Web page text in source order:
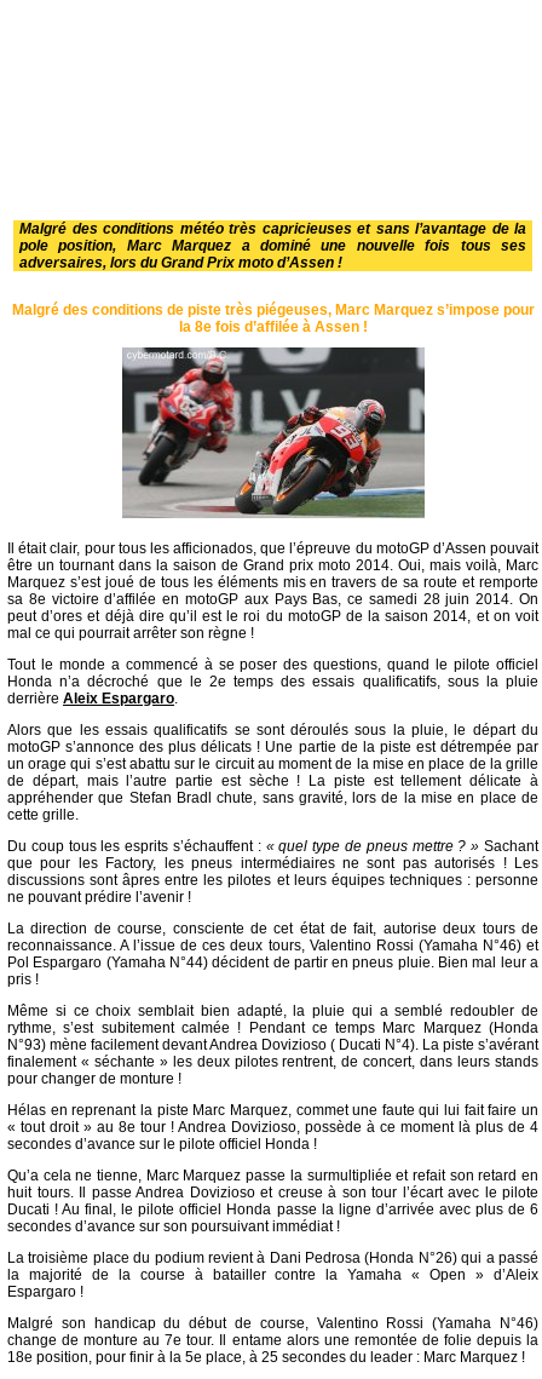
Malgré des conditions météo très capricieuses et sans l’avantage de la
pole position, Marc Marquez a dominé une nouvelle fois tous ses
adversaires, lors du Grand Prix moto d’Assen !
Malgré des conditions de piste très piégeuses, Marc Marquez s’impose pour
la 8e fois d’affilée à Assen !
Il était clair, pour tous les afficionados, que l’épreuve du motoGP d’Assen pouvait
être un tournant dans la saison de Grand prix moto 2014. Oui, mais voilà, Marc
Marquez s’est joué de tous les éléments mis en travers de sa route et remporte
sa 8e victoire d’affilée en motoGP aux Pays Bas, ce samedi 28 juin 2014. On
peut d’ores et déjà dire qu’il est le roi du motoGP de la saison 2014, et on voit
mal ce qui pourrait arrêter son règne !
Tout le monde a commencé à se poser des questions, quand le pilote officiel
Honda n’a décroché que le 2e temps des essais qualificatifs, sous la pluie
derrière Aleix Espargaro.
Alors que les essais qualificatifs se sont déroulés sous la pluie, le départ du
motoGP s’annonce des plus délicats ! Une partie de la piste est détrempée par
un orage qui s’est abattu sur le circuit au moment de la mise en place de la grille
de départ, mais l’autre partie est sèche ! La piste est tellement délicate à
appréhender que Stefan Bradl chute, sans gravité, lors de la mise en place de
cette grille.
Du coup tous les esprits s’échauffent : « quel type de pneus mettre ? » Sachant
que pour les Factory, les pneus intermédiaires ne sont pas autorisés ! Les
discussions sont âpres entre les pilotes et leurs équipes techniques : personne
ne pouvant prédire l’avenir !
La direction de course, consciente de cet état de fait, autorise deux tours de
reconnaissance. A l’issue de ces deux tours, Valentino Rossi (Yamaha N°46) et
Pol Espargaro (Yamaha N°44) décident de partir en pneus pluie. Bien mal leur a
pris !
Même si ce choix semblait bien adapté, la pluie qui a semblé redoubler de
rythme, s’est subitement calmée ! Pendant ce temps Marc Marquez (Honda
N°93) mène facilement devant Andrea Dovizioso ( Ducati N°4). La piste s’avérant
finalement « séchante » les deux pilotes rentrent, de concert, dans leurs stands
pour changer de monture !
Hélas en reprenant la piste Marc Marquez, commet une faute qui lui fait faire un
« tout droit » au 8e tour ! Andrea Dovizioso, possède à ce moment là plus de 4
secondes d’avance sur le pilote officiel Honda !
Qu’a cela ne tienne, Marc Marquez passe la surmultipliée et refait son retard en
huit tours. Il passe Andrea Dovizioso et creuse à son tour l’écart avec le pilote
Ducati ! Au final, le pilote officiel Honda passe la ligne d’arrivée avec plus de 6
secondes d’avance sur son poursuivant immédiat !
La troisième place du podium revient à Dani Pedrosa (Honda N°26) qui a passé
la majorité de la course à batailler contre la Yamaha « Open » d’Aleix
Espargaro !
Malgré son handicap du début de course, Valentino Rossi (Yamaha N°46)
change de monture au 7e tour. Il entame alors une remontée de folie depuis la
18e position, pour finir à la 5e place, à 25 secondes du leader : Marc Marquez !